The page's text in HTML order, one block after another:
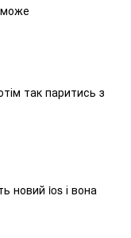
так паритись з
новий ios і вона